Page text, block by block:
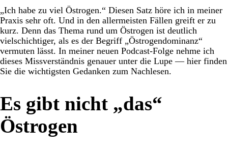
„Ich habe zu viel Östrogen.“ Diesen Satz höre ich in meiner
Praxis sehr oft. Und in den allermeisten Fällen greift er zu
kurz. Denn das Thema rund um Östrogen ist deutlich
vielschichtiger, als es der Begriff „Östrogendominanz“
vermuten lässt. In meiner neuen Podcast-Folge nehme ich
dieses Missverständnis genauer unter die Lupe — hier finden
Sie die wichtigsten Gedanken zum Nachlesen.
Es gibt nicht „das“
Östrogen